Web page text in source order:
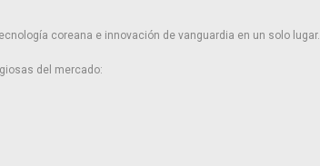
coreana e innovación de vanguardia en un solo lugar.
del mercado: